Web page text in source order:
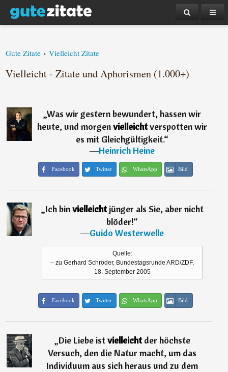
Gute Zitate › Vielleicht Zitate
Vielleicht - Zitate und Aphorismen (1.000+)
„Was wir gestern bewundert, hassen wir
heute, und morgenvielleichtverspotten wir
es mit Gleichgültigkeit.“
―Heinrich Heine
Facebook Twitter WhatsApp Bild
„Ich binvielleichtjünger als Sie, aber nicht
blöder!“
―Guido Westerwelle
Quelle:
– zu Gerhard Schröder, Bundestagsrunde ARD/ZDF,
18. September 2005
Facebook Twitter WhatsApp Bild
„Die Liebe istvielleichtder höchste
Versuch, den die Natur macht, um das
Individuum aus sich heraus und zu dem